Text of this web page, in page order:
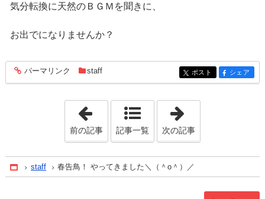
気分転換に天然のＢＧＭを聞きに、
お出でになりませんか？
entry467
パーマリンク staff entry467
ポスト entry467
シェア
「感性見学会のお知らせです。」
前の記事 記事一覧 次の記事
Home
staff 春告鳥！ やってきました＼（＾o＾）／